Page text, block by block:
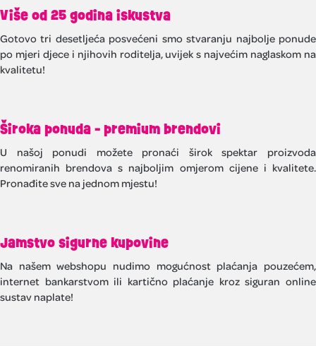
Više od 25 godina iskustva
Gotovo tri desetljeća posvećeni smo stvaranju najbolje ponude
po mjeri djece i njihovih roditelja, uvijek s najvećim naglaskom na
kvalitetu!
Široka ponuda - premium brendovi
U našoj ponudi možete pronaći širok spektar proizvoda
renomiranih brendova s najboljim omjerom cijene i kvalitete.
Pronađite sve na jednom mjestu!
Jamstvo sigurne kupovine
Na našem webshopu nudimo mogućnost plaćanja pouzećem,
internet bankarstvom ili kartično plaćanje kroz siguran online
sustav naplate!